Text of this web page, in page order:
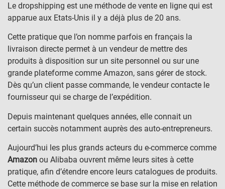
Le dropshipping est une méthode de vente en ligne qui est
apparue aux Etats-Unis il y a déjà plus de 20 ans.
Cette pratique que l’on nomme parfois en français la
livraison directe permet à un vendeur de mettre des
produits à disposition sur un site personnel ou sur une
grande plateforme comme Amazon, sans gérer de stock.
Dès qu’un client passe commande, le vendeur contacte le
fournisseur qui se charge de l’expédition.
Depuis maintenant quelques années, elle connait un
certain succès notamment auprès des auto-entrepreneurs.
Aujourd’hui les plus grands acteurs du e-commerce comme
Amazon ou Alibaba ouvrent même leurs sites à cette
pratique, afin d’étendre encore leurs catalogues de produits.
Cette méthode de commerce se base sur la mise en relation